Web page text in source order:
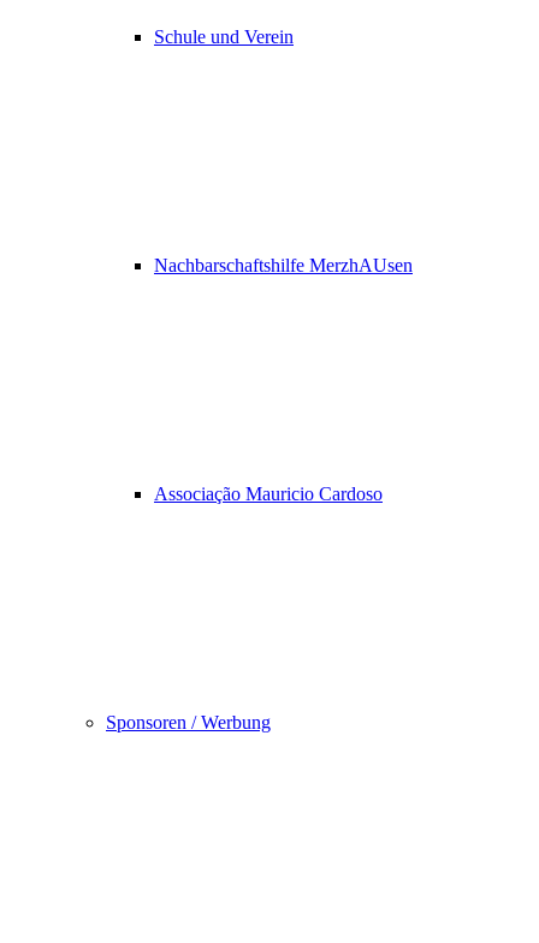
Schule und Verein
Nachbarschaftshilfe MerzhAUsen
Associação Mauricio Cardoso
Sponsoren / Werbung